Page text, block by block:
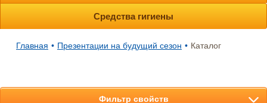
Средства гигиены
Главная • Презентации на будущий сезон • Каталог
Фильтр свойств